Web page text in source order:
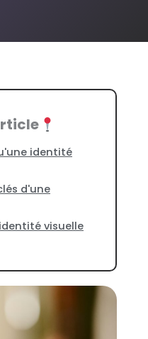
identité
d'une
visuelle